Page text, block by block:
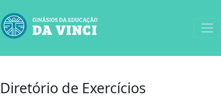
Diretório de Exercícios